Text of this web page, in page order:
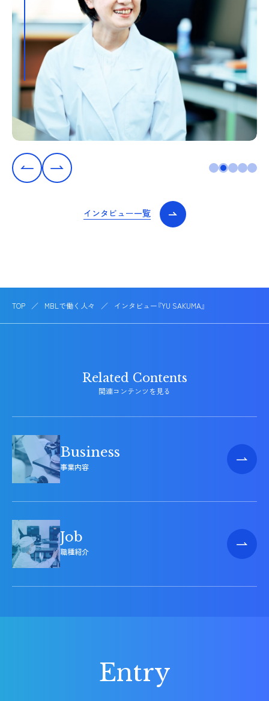
インタビュー一覧
TOP MBLで働く人々 インタビュー『YU SAKUMA』
関連コンテンツを見る
事業内容
職種紹介
Entry